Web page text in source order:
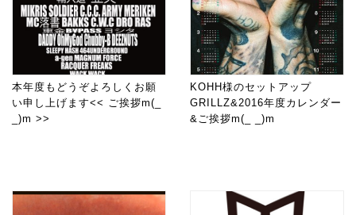
本年度もどうぞよろしくお願
い申し上げます<< ご挨拶m(_
_)m >>
KOHH様のセットアップ
GRILLZ&2016年度カレンダー
&ご挨拶m(_ _)m